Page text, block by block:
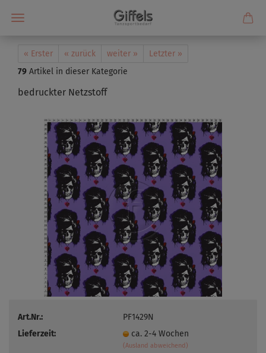
« Erster « zurück weiter »
Letzter »
79 Artikel in dieser Kategorie
bedruckter Netzstoff
Art.Nr.:
PF1429N
Lieferzeit:
ca. 2-4 Wochen
(Ausland abweichend)